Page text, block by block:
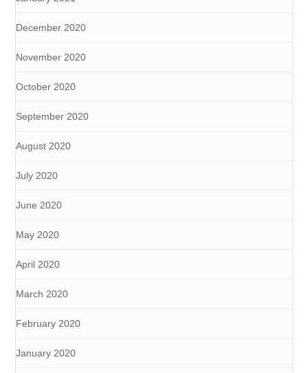
December 2020
November 2020
October 2020
September 2020
August 2020
July 2020
June 2020
May 2020
April 2020
March 2020
February 2020
January 2020